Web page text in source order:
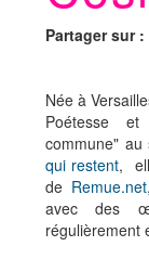
Partager sur :
Née à
Poétesse
commune" au
qui restent,
de Remue.net
avec des
régulièrement